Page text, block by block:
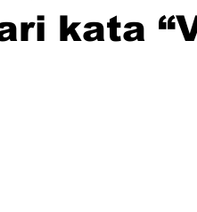
kata
5 stars.